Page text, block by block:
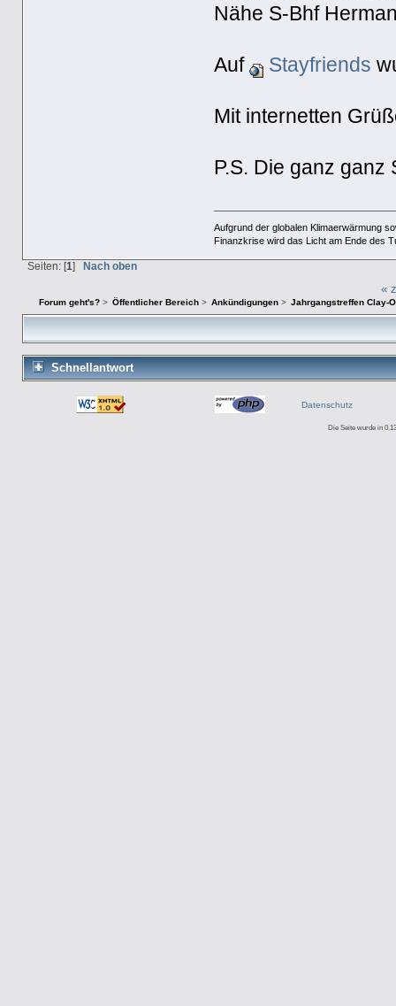
Nähe S-Bhf
Auf Stayfriends
Mit internetten
P.S. Die ganz
Aufgrund der globalen Klimaerwärmung
Finanzkrise wird das Licht am Ende des
Seiten: [1] Nach oben
«
Forum geht's?> Öffentlicher Bereich > Ankündigungen > Jahrgangstreffen Clay-
Schnellantwort
Datenschutz
Die Seite wurde in